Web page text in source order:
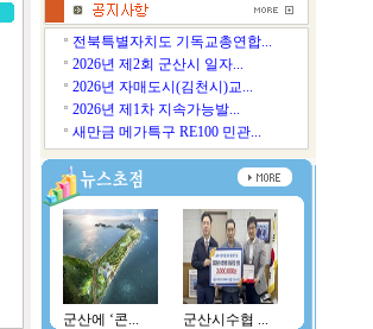
전북특별자치도 기독교총연합...
2026년 제2회 군산시 일자...
2026년 자매도시(김천시)교...
2026년 제1차 지속가능발...
새만금 메가특구 RE100 민관...
군산에 ‘콘... 군산시수협 ...